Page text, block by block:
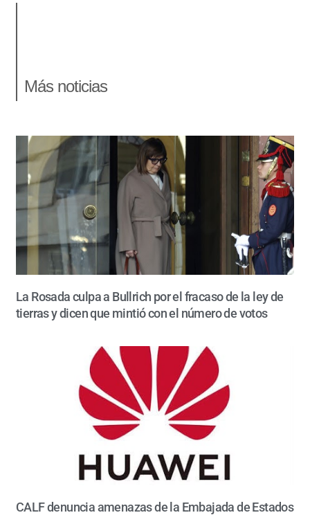
Más noticias
La Rosada culpa a Bullrich por el fracaso de la ley de
tierras y dicen que mintió con el número de votos
CALF denuncia amenazas de la Embajada de Estados